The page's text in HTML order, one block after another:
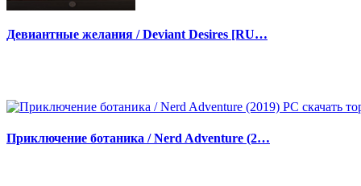
Девиантные желания / Deviant Desires [RU…
Приключение ботаника / Nerd Adventure (2…